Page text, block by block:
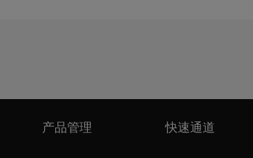
产品管理 快速通道